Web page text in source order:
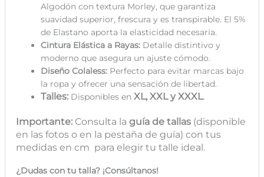
Algodón con textura Morley, que garantiza
suavidad superior, frescura y es transpirable. El 5%
de Elastano aporta la elasticidad necesaria.
Cintura Elástica a Rayas:Detalle distintivo y
moderno que asegura un ajuste cómodo.
Diseño Colaless:Perfecto para evitar marcas bajo
la ropa y ofrecer una sensación de libertad.
Talles: Disponibles en XL, XXL y XXXL.
Importante:Consulta la guía de tallas(disponible
en las fotos o en la pestaña de guía) con tus
medidas en cm para elegir tu talle ideal.
¿Dudas con tu talla? ¡Consúltanos!